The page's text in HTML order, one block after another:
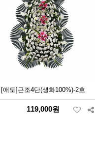
[애도]근조4단(생화100%)-2호
119,000원